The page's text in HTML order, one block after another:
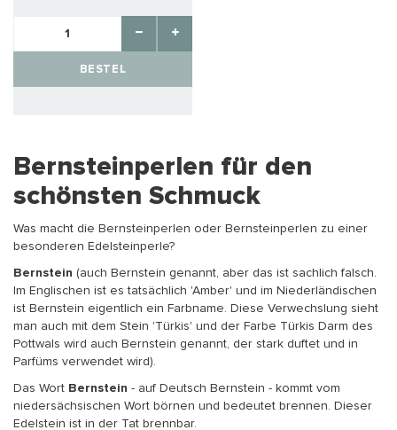
BESTEL
Bernsteinperlen für den
schönsten Schmuck
Was macht die Bernsteinperlen oder Bernsteinperlen zu einer
besonderen Edelsteinperle?
Bernstein (auch Bernstein genannt, aber das ist sachlich falsch.
Im Englischen ist es tatsächlich 'Amber' und im Niederländischen
ist Bernstein eigentlich ein Farbname. Diese Verwechslung sieht
man auch mit dem Stein 'Türkis' und der Farbe Türkis Darm des
Pottwals wird auch Bernstein genannt, der stark duftet und in
Parfüms verwendet wird).
Das Wort Bernstein - auf Deutsch Bernstein - kommt vom
niedersächsischen Wort börnen und bedeutet brennen. Dieser
Edelstein ist in der Tat brennbar.